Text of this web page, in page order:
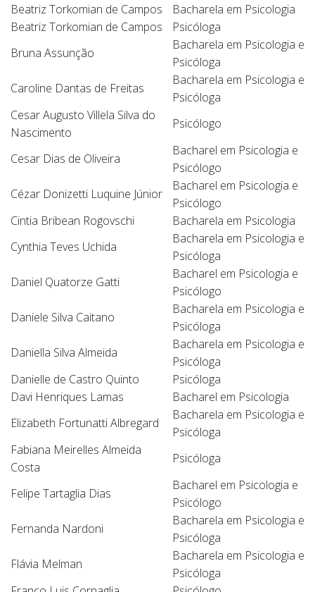
Beatriz Torkomian de Campos
Bacharela em Psicologia
Beatriz Torkomian de Campos
Psicóloga
Bruna Assunção
Bacharela em Psicologia e
Psicóloga
Caroline Dantas de Freitas
Bacharela em Psicologia e
Psicóloga
Cesar Augusto Villela Silva do
Nascimento
Psicólogo
Cesar Dias de Oliveira
Bacharel em Psicologia e
Psicólogo
Cézar Donizetti Luquine Júnior
Bacharel em Psicologia e
Psicólogo
Cintia Bribean Rogovschi
Bacharela em Psicologia
Cynthia Teves Uchida
Bacharela em Psicologia e
Psicóloga
Daniel Quatorze Gatti
Bacharel em Psicologia e
Psicólogo
Daniele Silva Caitano
Bacharela em Psicologia e
Psicóloga
Daniella Silva Almeida
Bacharela em Psicologia e
Psicóloga
Danielle de Castro Quinto
Psicóloga
Davi Henriques Lamas
Bacharel em Psicologia
Elizabeth Fortunatti Albregard
Bacharela em Psicologia e
Psicóloga
Fabiana Meirelles Almeida
Costa
Psicóloga
Felipe Tartaglia Dias
Bacharel em Psicologia e
Psicólogo
Fernanda Nardoni
Bacharela em Psicologia e
Psicóloga
Flávia Melman
Bacharela em Psicologia e
Psicóloga